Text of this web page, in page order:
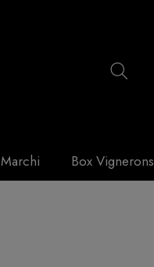
Marchi Box Vignerons